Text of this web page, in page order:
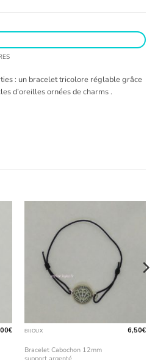
: un bracelet tricolore réglable grâce
d’oreilles ornées de charms .
€ BIJOUX
Bracelet Cabochon 12mm
6,50€